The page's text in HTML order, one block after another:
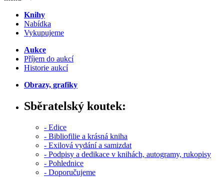
Knihy
Nabídka
Vykupujeme
Aukce
Příjem do aukcí
Historie aukcí
Obrazy, grafiky
Sběratelský koutek:
- Edice
- Bibliofilie a krásná kniha
- Exilová vydání a samizdat
- Podpisy a dedikace v knihách, autogramy, rukopisy
- Pohlednice
- Doporučujeme